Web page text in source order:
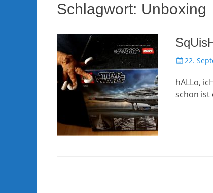
Schlagwort: Unboxing
22.
hALLo,
schon ist